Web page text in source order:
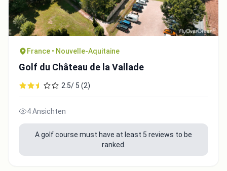
France • Nouvelle-Aquitaine
Golf du Château de la Vallade
2.5/ 5 (2)
4 Ansichten
A golf course must have at least 5 reviews to be
ranked.